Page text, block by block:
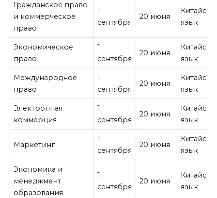
Гражданское право
и коммерческое
право
1
сентября
20 июня
язык
Экономическое
право
1
сентября
20 июня
язык
Международное
право
1
сентября
20 июня
язык
Электронная
коммерция
1
сентября
20 июня
язык
Маркетинг
1
сентября
20 июня
язык
Экономика и
менеджмент
образования
1
сентября
20 июня
язык